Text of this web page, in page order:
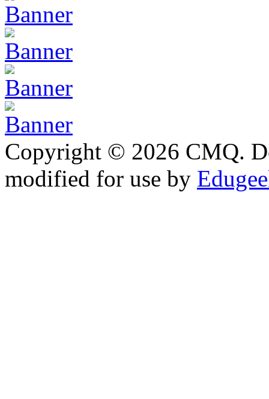
Copyright © 2026 CMQ.
modified for use by